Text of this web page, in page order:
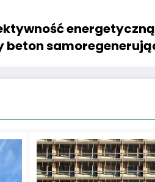
beton